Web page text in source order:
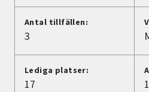
Antal tillfällen:
3
Lediga platser:
17